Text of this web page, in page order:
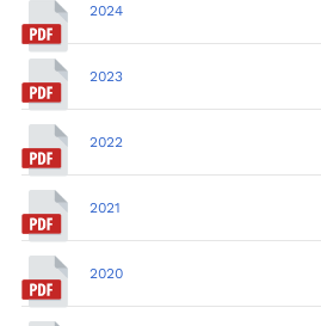
2024
2023
2022
2021
2020